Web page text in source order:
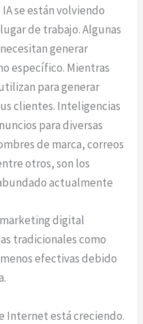
se están volviendo
de trabajo. Algunas
generar
específico. Mientras
para generar
clientes. Inteligencias
para diversas
de marca, correos
otros, son los
actualmente
digital
tradicionales como
menos efectivas debido
Internet está creciendo.